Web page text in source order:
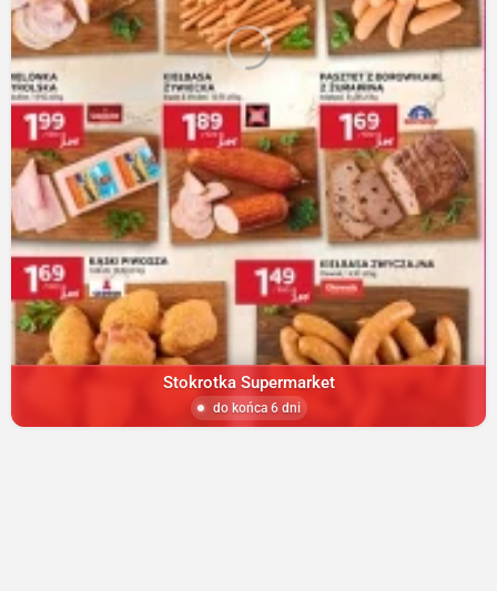
Stokrotka Supermarket
do końca 6 dni